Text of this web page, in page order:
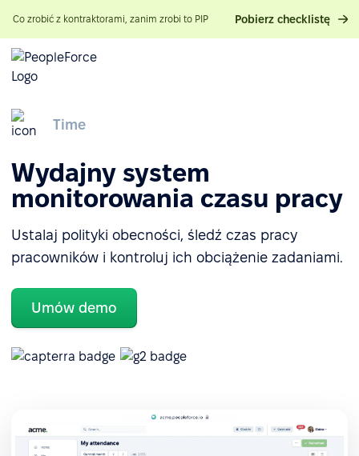
Co zrobić z kontraktorami, zanim zrobi to PIP Pobierz checklistę
Time
Wydajny system
monitorowania czasu pracy
Ustalaj polityki obecności, śledź czas pracy
pracowników i kontroluj ich obciążenie zadaniami.
Umów demo